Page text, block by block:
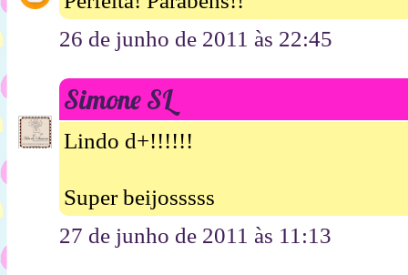
26 de junho de 2011 às 22:45
Simone SL
Lindo d+!!!!!!
Super beijosssss
27 de junho de 2011 às 11:13